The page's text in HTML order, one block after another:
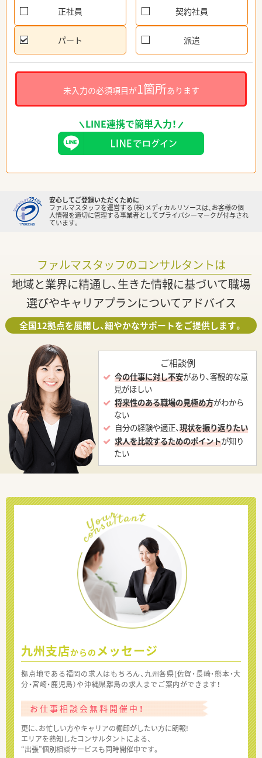
正社員 契約社員
パート 派遣
未入力の必須項目が1箇所あります
LINE連携で簡単入力！
安心してご登録いただくために
ファルマスタッフを運営する（株）メディカルリソースは、お客様の個
人情報を適切に管理する事業者としてプライバシーマークが付与され
ています。
ファルマスタッフのコンサルタントは
地域と業界に精通し、生きた情報に基づいて職場
選びやキャリアプランについてアドバイス
全国12拠点を展開し、細やかなサポートをご提供します。
ご相談例
今の仕事に対し不安があり、客観的な意
見がほしい
将来性のある職場の見極め方がわから
ない
自分の経験や適正、現状を振り返りたい
求人を比較するためのポイントが知り
たい
九州支店からの メッセージ
拠点地である福岡の求人はもちろん、九州各県(佐賀・長崎・熊本・大
分・宮崎・鹿児島）や沖縄県離島の求人までご案内ができます！
お仕事相談会無料開催中！
更に、お忙しい方やキャリアの棚卸がしたい方に朗報!
エリアを熟知したコンサルタントによる、
“出張”個別相談サービスも同時開催中です。